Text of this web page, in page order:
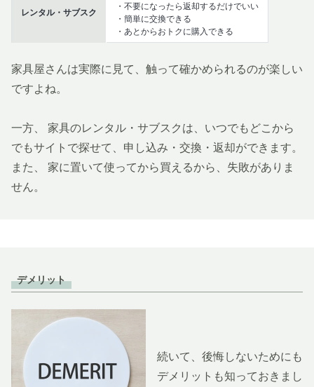
レンタル・サブスク
・不要になったら返却するだけでいい
・簡単に交換できる
・あとからおトクに購入できる
家具屋さんは実際に見て、触って確かめられるのが楽しい
ですよね。
一方、 家具のレンタル・サブスクは、いつでもどこから
でもサイトで探せて、申し込み・交換・返却ができます。
また、 家に置いて使ってから買えるから、失敗がありま
せん。
デメリット
続いて、後悔しないためにも
デメリットも知っておきまし